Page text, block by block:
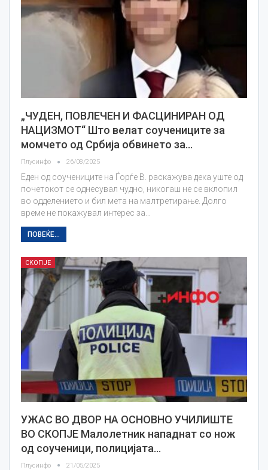
„ЧУДЕН, ПОВЛЕЧЕН И ФАСЦИНИРАН ОД
НАЦИЗМОТ“ Што велат соучениците за
момчето од Србија обвинето за…
Плусинфо 26/08/2025
Еден од соучениците на Ѓорѓе В. раскажува дека уште од
почетокот се однесувал чудно, никогаш не се вклопил
во одделението и бил мета на малтретирање. Долго
време не покажувал интерес за…
ПОВЕЌЕ...
СКОПЈЕ
УЖАС ВО ДВОР НА ОСНОВНО УЧИЛИШТЕ
ВО СКОПЈЕ Малолетник нападнат со нож
од соученици, полицијата…
Плусинфо 21/05/2025